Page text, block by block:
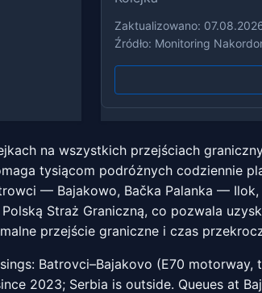
Zaktualizowano:
Źródło: Monitoring
na wszystkich przejściach
tysiącom podróżnych codziennie
— Bajakowo, Bačka Palanka —
Straż Graniczną, co pozwala
przejście graniczne i czas
Batrovci–Bajakovo (E70 motorway,
2023; Serbia is outside. Queues at